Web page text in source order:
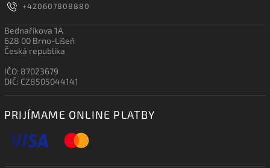
+420607808880
Bednaříkova 1A
628 00 Brno-Líšeň
Česká republika
IČO: 87023679
DIČ: CZ8505044141
PRIJÍMAME ONLINE PLATBY